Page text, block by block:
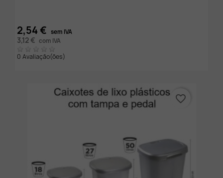
2,54 € sem IVA
3,12 € com IVA
0 Avaliação(ões)
favorite_border